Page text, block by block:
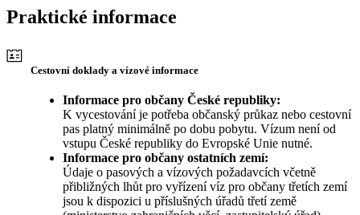
Praktické informace
Cestovní doklady a vízové informace
Informace pro občany České republiky:
K vycestování je potřeba občanský průkaz nebo cestovní
pas platný minimálně po dobu pobytu. Vízum není od
vstupu České republiky do Evropské Unie nutné.
Informace pro občany ostatních zemí:
Údaje o pasových a vízových požadavcích včetně
přibližných lhůt pro vyřízení víz pro občany třetích zemí
jsou k dispozici u příslušných úřadů třetí země